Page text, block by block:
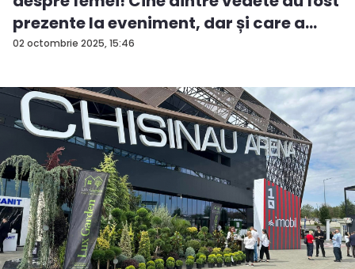
02 octombrie 2025, 15:46
prezente la eveniment, dar și care a
fos...